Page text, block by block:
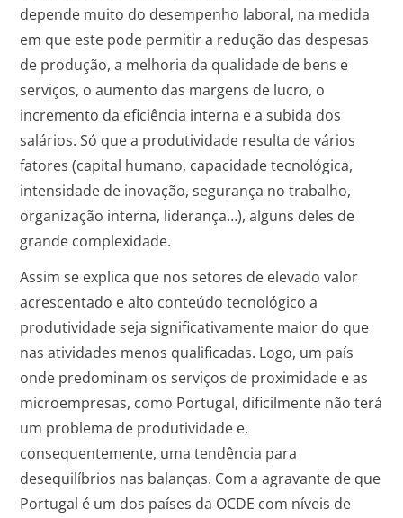
depende muito do desempenho laboral, na medida
em que este pode permitir a redução das despesas
de produção, a melhoria da qualidade de bens e
serviços, o aumento das margens de lucro, o
incremento da eficiência interna e a subida dos
salários. Só que a produtividade resulta de vários
fatores (capital humano, capacidade tecnológica,
intensidade de inovação, segurança no trabalho,
organização interna, liderança…), alguns deles de
grande complexidade.
Assim se explica que nos setores de elevado valor
acrescentado e alto conteúdo tecnológico a
produtividade seja significativamente maior do que
nas atividades menos qualificadas. Logo, um país
onde predominam os serviços de proximidade e as
microempresas, como Portugal, dificilmente não terá
um problema de produtividade e,
consequentemente, uma tendência para
desequilíbrios nas balanças. Com a agravante de que
Portugal é um dos países da OCDE com níveis de